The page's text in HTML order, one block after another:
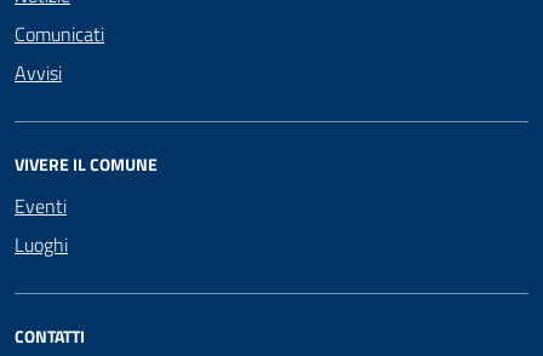
Comunicati
Avvisi
VIVERE IL COMUNE
Eventi
Luoghi
CONTATTI